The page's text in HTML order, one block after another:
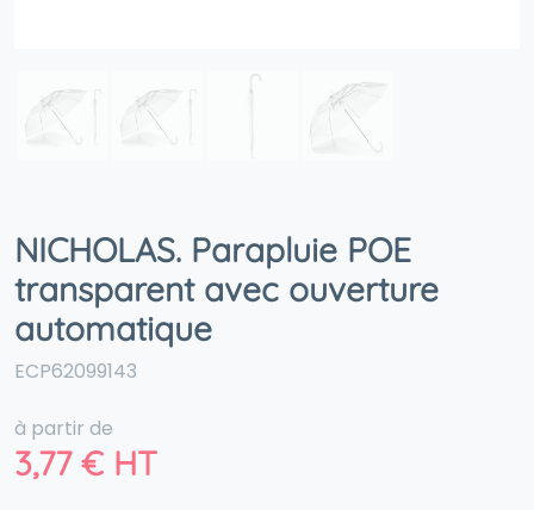
NICHOLAS. Parapluie POE
transparent avec ouverture
automatique
ECP62099143
à partir de
3,77 € HT